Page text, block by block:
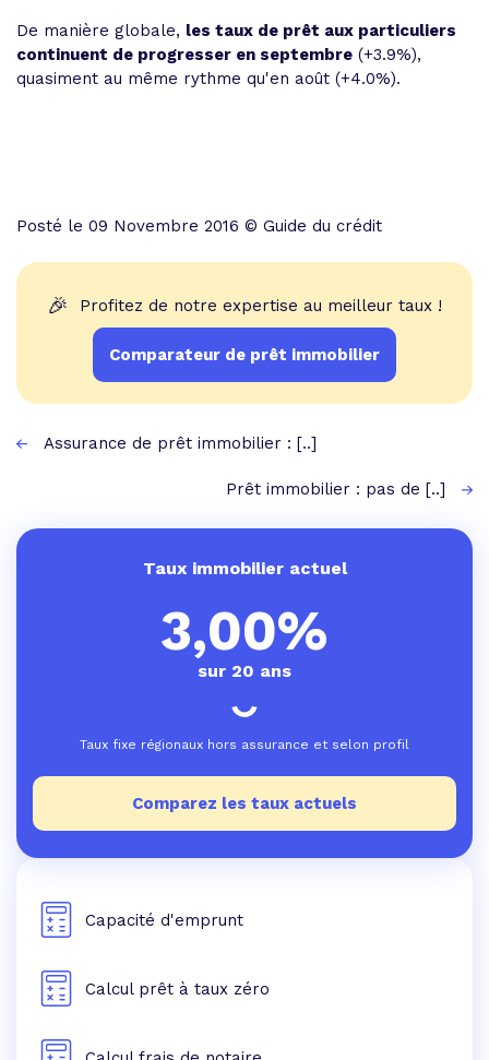
De manière globale, les taux de prêt aux particuliers
continuent de progresser en septembre (+3.9%),
quasiment au même rythme qu'en août (+4.0%).
Posté le 09 Novembre 2016 © Guide du crédit
🎉 Profitez de notre expertise au meilleur taux !
Comparateur de prêt immobilier
Assurance de prêt immobilier : [..]
Prêt immobilier : pas de [..]
Taux immobilier actuel
3,00%
sur 20 ans
Taux fixe régionaux hors assurance et selon profil
Comparez les taux actuels
Capacité d'emprunt
Calcul prêt à taux zéro